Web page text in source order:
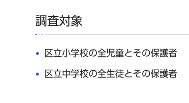
調査対象
区立小学校の全児童とその保護者
区立中学校の全生徒とその保護者